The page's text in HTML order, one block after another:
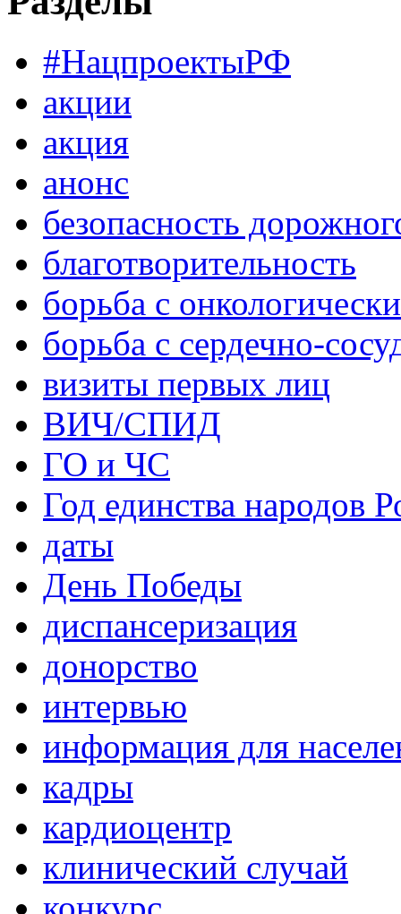
#НацпроектыРФ
акции
акция
анонс
безопасность
благотворительность
борьба с
борьба с сердечно-
визиты первых лиц
ВИЧ/СПИД
ГО и ЧС
Год единства народов
даты
День Победы
диспансеризация
донорство
интервью
информация для
кадры
кардиоцентр
клинический случай